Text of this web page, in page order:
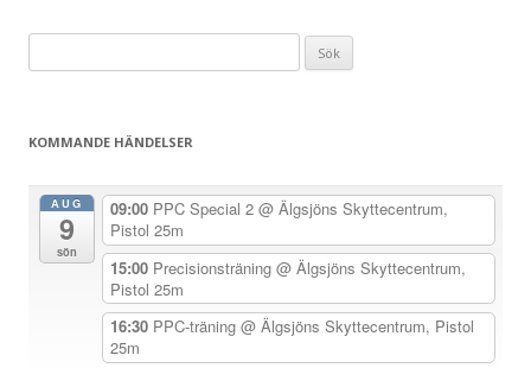
v
g
efter:
KOMMANDE HÄNDELSER
AUG
9
sön
09:00 PPC Special 2 @ Älgsjöns Skyttecentrum,
Pistol 25m
15:00 Precisionsträning @ Älgsjöns Skyttecentrum,
Pistol 25m
16:30 PPC-träning @ Älgsjöns Skyttecentrum, Pistol
25m